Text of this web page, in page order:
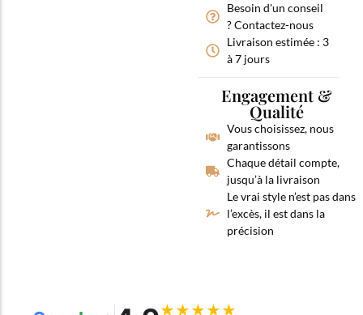
Besoin d'un conseil
? Contactez-nous
Livraison estimée : 3
à 7 jours
Engagement &
Qualité
Vous choisissez, nous
garantissons
Chaque détail compte,
jusqu’à la livraison
Le vrai style n’est pas dans
l’excès, il est dans la
précision
★★★★★